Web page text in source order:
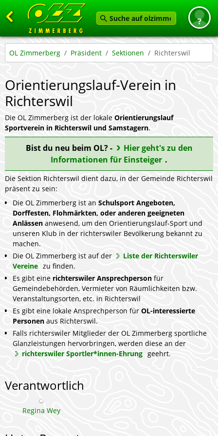
Zurück
Startseite
News
Termine
Angebot
Karten
Service
Verein
OL Zimmerberg Präsident Sektionen Richterswil
Orientierungslauf-Verein in
Richterswil
Die OL Zimmerberg ist der lokale Orientierungslauf
Sportverein in Richterswil und Samstagern.
Bist du neu beim OL? -
Hier geht's zu den
Informationen für Einsteiger .
Die Sektion Richterswil dient dazu, in der Gemeinde Richterswil
präsent zu sein:
Die OL Zimmerberg ist an Schulsport Angeboten,
Dorffesten, Flohmärkten, oder anderen geeigneten
Anlässen anwesend, um den Orientierungslauf-Sport und
unseren Klub in der richterswiler Bevölkerung bekannt zu
machen.
Die OL Zimmerberg ist auf der
Liste der Richterswiler
Vereine zu finden.
Es gibt eine richterswiler Ansprechperson für
Gemeindebehörden, Vermieter von Räumlichkeiten bzw.
Veranstaltungsorten, etc. in Richterswil
Es gibt eine lokale Ansprechperson für OL-interessierte
Personen aus Richterswil.
Falls richterswiler Mitglieder der OL Zimmerberg sportliche
Glanzleistungen hervorbringen, werden diese an der
richterswiler Sportler*innen-Ehrung geehrt.
Verantwortlich
Regina Wey